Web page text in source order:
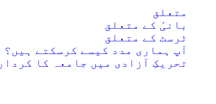
متعلق
بانیٔ کے متعلق
ٹرسٹ کے متعلق
آپ ہماری مدد کیسے کرسکتے ہیں؟
تحریکِ آزادی میں جامعہ کا کردار